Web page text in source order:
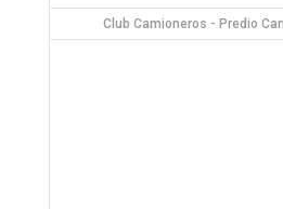
Club Camioneros - Predio